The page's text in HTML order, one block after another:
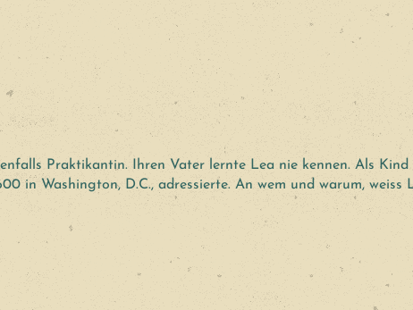
Praktikantin. Ihren Vater lernte Lea nie kennen. Als
in Washington, D.C., adressierte. An wem und warum,